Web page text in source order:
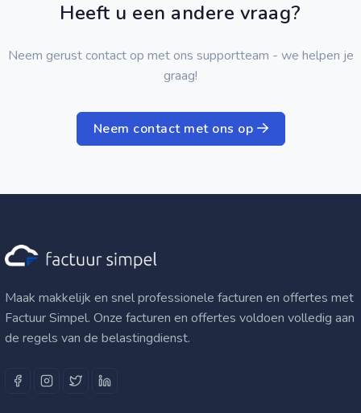
Heeft u een andere vraag?
Neem gerust contact op met ons supportteam - we helpen je
graag!
Neem contact met ons op
Maak makkelijk en snel professionele facturen en offertes met
Factuur Simpel. Onze facturen en offertes voldoen volledig aan
de regels van de belastingdienst.